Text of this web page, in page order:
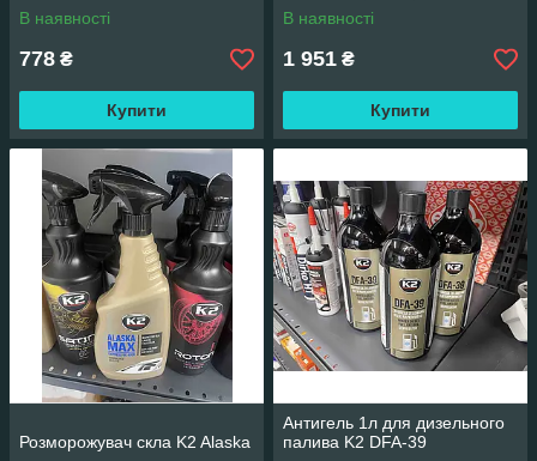
В наявності
778 ₴
Купити
В наявності
1 951 ₴
Купити
Розморожувач скла K2 Alaska
Антигель 1л для дизельного
палива K2 DFA-39